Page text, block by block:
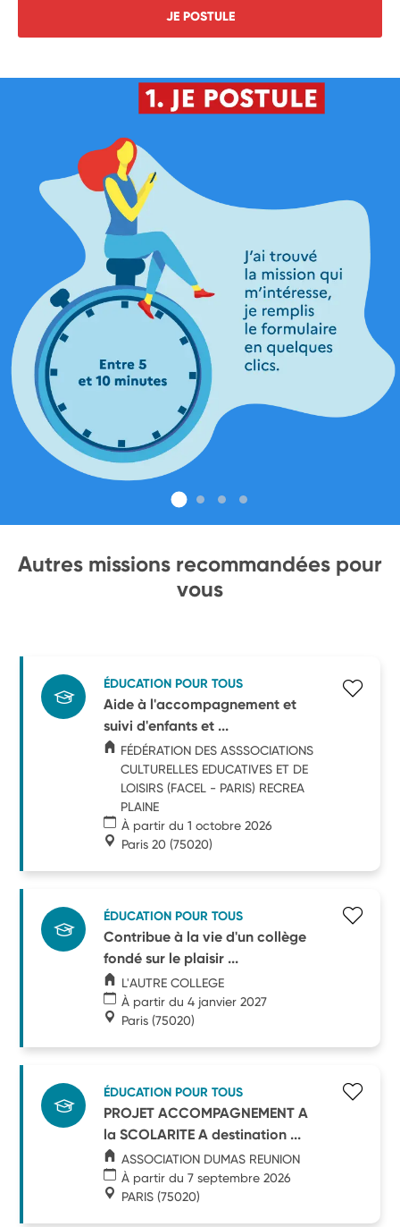
JE POSTULE
Autres missions recommandées pour
vous
ÉDUCATION POUR TOUS
Aide à l'accompagnement et
suivi d'enfants et ...
FÉDÉRATION DES ASSSOCIATIONS
CULTURELLES EDUCATIVES ET DE
LOISIRS (FACEL - PARIS) RECREA
PLAINE
À partir du 1 octobre 2026
Paris 20 (75020)
ÉDUCATION POUR TOUS
Contribue à la vie d'un collège
fondé sur le plaisir ...
L'AUTRE COLLEGE
À partir du 4 janvier 2027
Paris (75020)
ÉDUCATION POUR TOUS
PROJET ACCOMPAGNEMENT A
la SCOLARITE A destination ...
ASSOCIATION DUMAS REUNION
À partir du 7 septembre 2026
PARIS (75020)